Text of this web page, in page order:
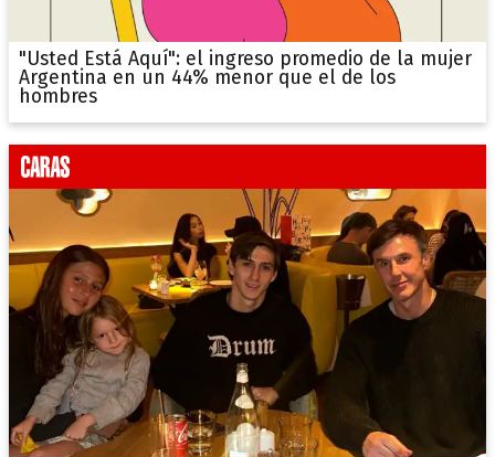
"Usted Está Aquí": el ingreso promedio de la mujer
Argentina en un 44% menor que el de los
hombres